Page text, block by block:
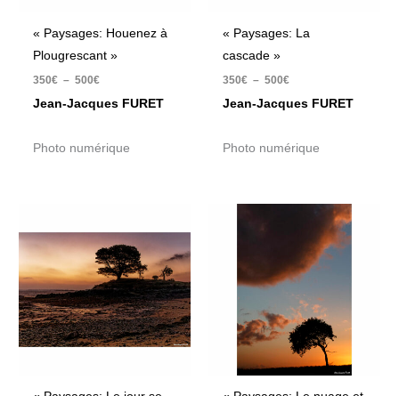
« Paysages: Houenez à
Plougrescant »
350€ – 500€
Jean-Jacques FURET
Photo numérique
« Paysages: La
cascade »
350€ – 500€
Jean-Jacques FURET
Photo numérique
prix :
350€
à
500€
350€
à
500€